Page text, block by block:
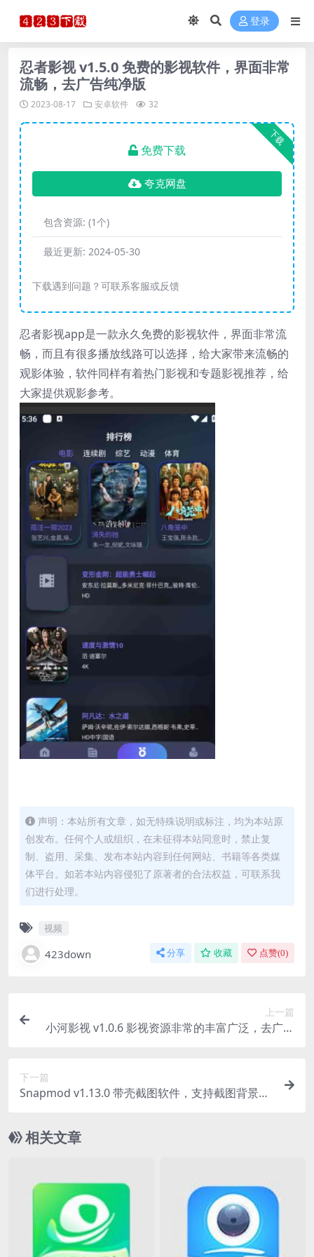
登录
忍者影视 v1.5.0 免费的影视软件，界面非常
流畅，去广告纯净版
2023-08-17 安卓软件 32
下载
免费下载
夸克网盘
包含资源: (1个)
最近更新: 2024-05-30
下载遇到问题？可联系客服或反馈
忍者影视app是一款永久免费的影视软件，界面非常流
畅，而且有很多播放线路可以选择，给大家带来流畅的
观影体验，软件同样有着热门影视和专题影视推荐，给
大家提供观影参考。
声明：本站所有文章，如无特殊说明或标注，均为本站原
创发布。任何个人或组织，在未征得本站同意时，禁止复
制、盗用、采集、发布本站内容到任何网站、书籍等各类媒
体平台。如若本站内容侵犯了原著者的合法权益，可联系我
们进行处理。
视频
423down 分享 收藏 点赞(0)
上一篇
小河影视 v1.0.6 影视资源非常的丰富广泛，去广告
下一篇
Snapmod v1.13.0 带壳截图软件，支持截图背景颜
相关文章